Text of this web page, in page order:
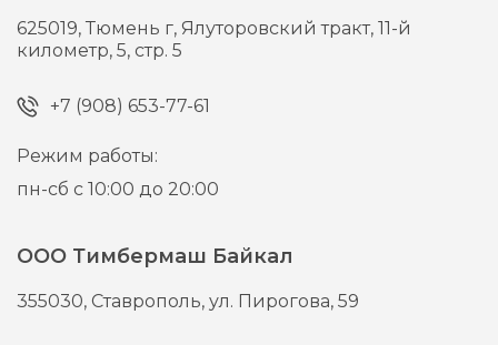
625019,Тюмень г, Ялуторовский тракт, 11-й
километр, 5, стр. 5
+7 (908) 653-77-61
Режим работы:
пн-сб с 10:00 до 20:00
ООО Тимбермаш Байкал
355030, Ставрополь,ул. Пирогова, 59